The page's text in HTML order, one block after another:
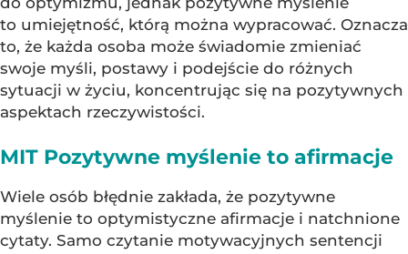
to umiejętność, którą można wypracować. Oznacza
to, że każda osoba może świadomie zmieniać
swoje myśli, postawy i podejście do różnych
sytuacji w życiu, koncentrując się na pozytywnych
aspektach rzeczywistości.
MIT Pozytywne myślenie to afirmacje
Wiele osób błędnie zakłada, że pozytywne
myślenie to optymistyczne afirmacje i natchnione
cytaty. Samo czytanie motywacyjnych sentencji